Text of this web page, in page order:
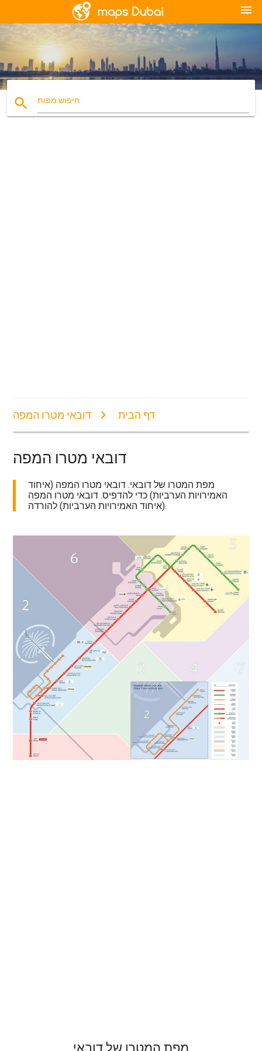
menu
search חיפוש מפות
דף הבית דובאי מטרו המפה
דובאי מטרו המפה
מפת המטרו של דובאי. דובאי מטרו המפה (איחוד
האמירויות הערביות) כדי להדפיס. דובאי מטרו המפה
(איחוד האמירויות הערביות) להורדה.
מפת המטרו של דובאי